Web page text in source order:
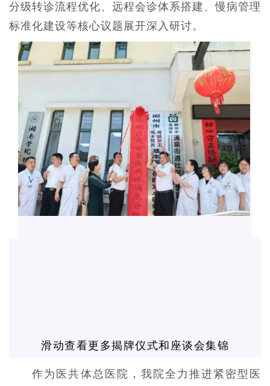
分级转诊流程优化、远程会诊体系搭建、慢病管理
标准化建设等核心议题展开深入研讨。
滑动查看更多揭牌仪式和座谈会集锦
作为医共体总医院，我院全力推进紧密型医